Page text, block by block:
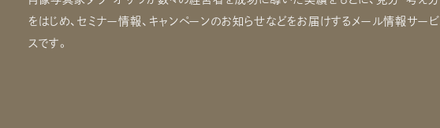
をはじめ、セミナー情報、キャンペーンのお知らせなどをお届けするメール情報サービ
スです。